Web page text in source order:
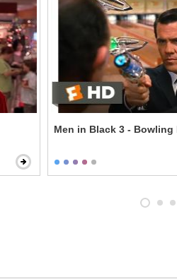
Men in Black 3 - Bowling